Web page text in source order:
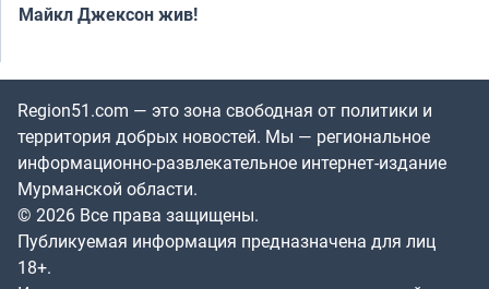
Майкл Джексон жив!
Region51.com — это зона свободная от политики и
территория добрых новостей. Мы — региональное
информационно-развлекательное интернет-издание
Мурманской области.
© 2026 Все права защищены.
Публикуемая информация предназначена для лиц
18+.